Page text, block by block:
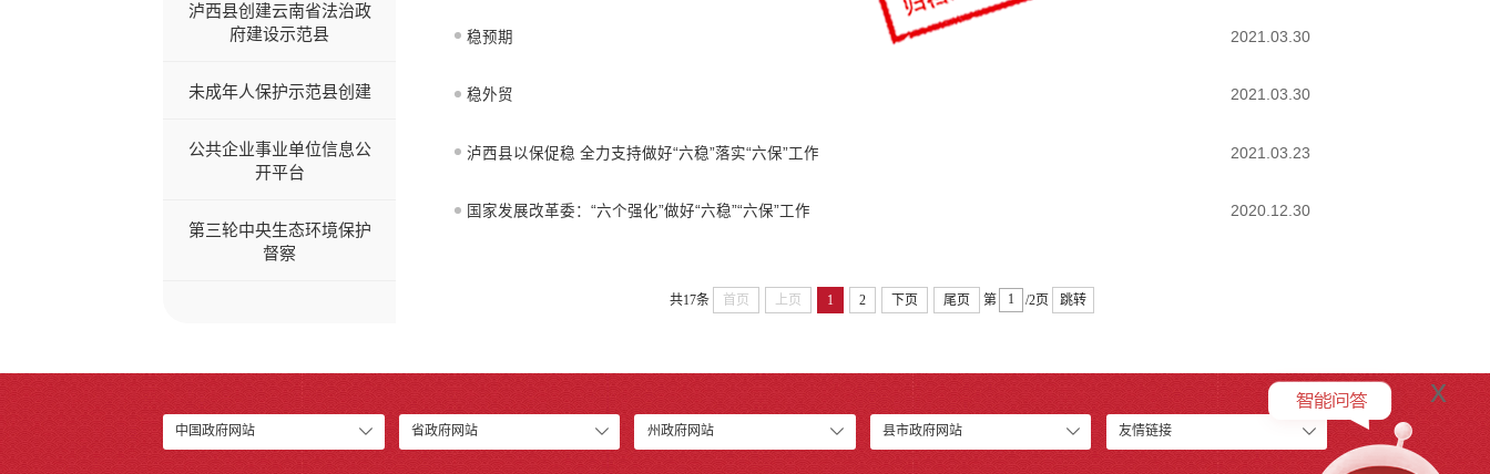
泸西县创建云南省法治政
府建设示范县
未成年人保护示范县创建
公共企业事业单位信息公
开平台
第三轮中央生态环境保护
督察
稳预期 2021.03.30
稳外贸 2021.03.30
泸西县以保促稳 全力支持做好“六稳”落实“六保”工作 2021.03.23
国家发展改革委：“六个强化”做好“六稳”“六保”工作 2020.12.30
共17条 首页 上页 1 2 下页 尾页 第 /2页 跳转
中国政府网站 省政府网站 州政府网站 县市政府网站 友情链接
x